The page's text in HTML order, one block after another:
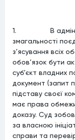
1. В
змагальності
з’ясування всіх
обов’язок бути
суб’єкт владних
документ (запит
підставу своєї
має права
доказу. Суд
за власною
справи та